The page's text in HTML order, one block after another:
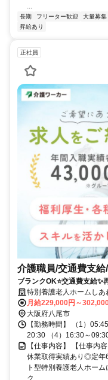
...
長期 フリーター歓迎 大量募集
昇給あり
正社員
介護職員/交通費支
ブランクOK⭐️交通費支給✨
未経験歓迎✨経験者優遇❗️
特別養護老人ホームしあ
月給229,000円～
大阪府八尾市
【勤務時間】 （1）
20:30 （4）16:30～
【仕事内容】 【仕事内
休業取得実績あり◎定年
ト型特別養護老人ホー